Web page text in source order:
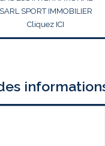
SARL SPORT IMMOBILIER
Cliquez ICI